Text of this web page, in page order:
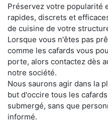
Préservez votre popularité
rapides, discrets et
de cuisine de votre
Lorsque vous n'êtes pas
comme les cafards vous
porte, alors contactez dès
notre société.
Nous saurons agir dans la
but d'occire tous les
submergé, sans que
informé.